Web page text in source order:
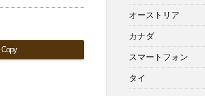
Copy
オーストリア
カナダ
スマートフォン
タイ